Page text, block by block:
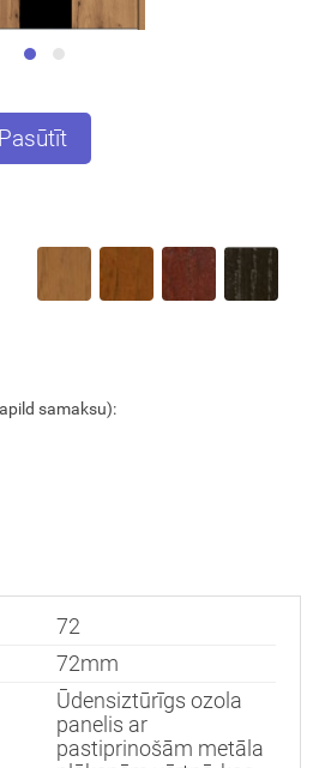
Pasūtīt
samaksu):
72
72mm
Ūdensiztūrīgs ozola
panelis ar
pastiprinošām metāla
Nosūtīt!
Aizvērt!